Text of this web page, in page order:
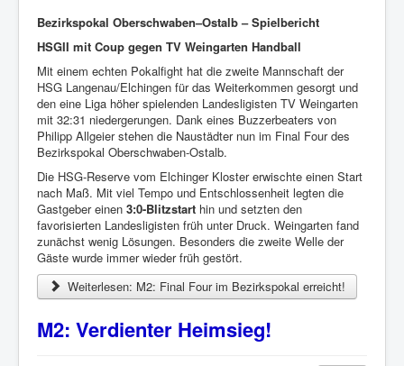
Bezirkspokal Oberschwaben–Ostalb – Spielbericht
HSGII mit Coup gegen TV Weingarten Handball
Mit einem echten Pokalfight hat die zweite Mannschaft der
HSG Langenau/Elchingen für das Weiterkommen gesorgt und
den eine Liga höher spielenden Landesligisten TV Weingarten
mit 32:31 niedergerungen. Dank eines Buzzerbeaters von
Philipp Allgeier stehen die Naustädter nun im Final Four des
Bezirkspokal Oberschwaben-Ostalb.
Die HSG-Reserve vom Elchinger Kloster erwischte einen Start
nach Maß. Mit viel Tempo und Entschlossenheit legten die
Gastgeber einen 3:0-Blitzstart hin und setzten den
favorisierten Landesligisten früh unter Druck. Weingarten fand
zunächst wenig Lösungen. Besonders die zweite Welle der
Gäste wurde immer wieder früh gestört.
Weiterlesen: M2: Final Four im Bezirkspokal erreicht!
M2: Verdienter Heimsieg!